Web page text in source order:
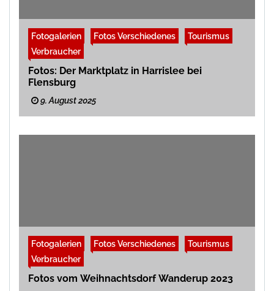
Fotogalerien Fotos Verschiedenes
Tourismus
Verbraucher
Fotos: Der Marktplatz in Harrislee bei
Flensburg
9. August 2025
Fotogalerien Fotos Verschiedenes
Tourismus
Verbraucher
Fotos vom Weihnachtsdorf Wanderup 2023